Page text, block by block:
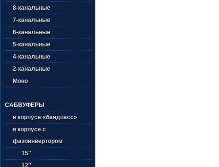
8-канальные
7-канальные
6-канальные
5-канальные
4-канальные
2-канальные
Моно
САБВУФЕРЫ
в корпусе «бандпасс»
в корпусе с
фазоинвертором
15''
12''